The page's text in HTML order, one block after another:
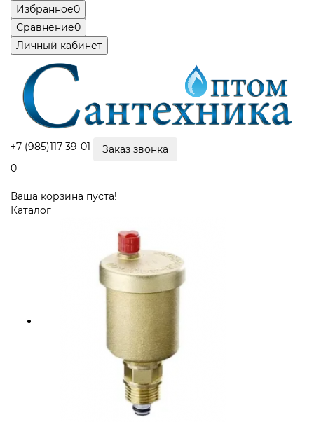
Избранное0
Сравнение0
Личный кабинет
+7 (985)117-39-01
Заказ звонка
0
Ваша корзина пуста!
Каталог